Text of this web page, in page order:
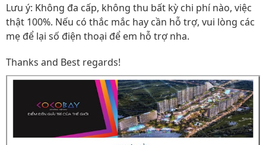
Lưu ý: Không đa cấp, không thu bất kỳ chi phí nào, việc
thật 100%. Nếu có thắc mắc hay cần hỗ trợ, vui lòng các
mẹ để lại số điện thoại để em hỗ trợ nha.
Thanks and Best regards!